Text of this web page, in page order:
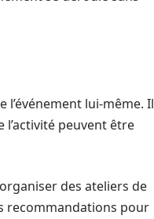
lui-même. Il
l’activité peuvent être
des ateliers de
recommandations pour